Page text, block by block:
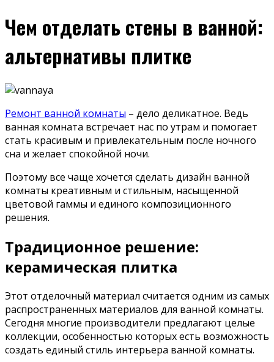
Чем отделать стены в ванной:
альтернативы плитке
Ремонт ванной комнаты – дело деликатное. Ведь
ванная комната встречает нас по утрам и помогает
стать красивым и привлекательным после ночного
сна и желает спокойной ночи.
Поэтому все чаще хочется сделать дизайн ванной
комнаты креативным и стильным, насыщенной
цветовой гаммы и единого композиционного
решения.
Традиционное решение:
керамическая плитка
Этот отделочный материал считается одним из самых
распространенных материалов для ванной комнаты.
Сегодня многие производители предлагают целые
коллекции, особенностью которых есть возможность
создать единый стиль интерьера ванной комнаты.